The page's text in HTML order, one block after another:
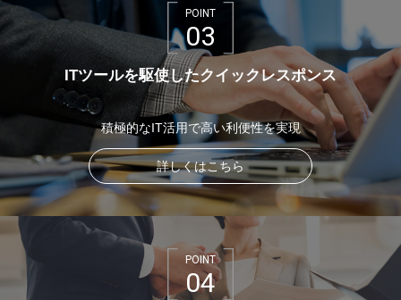
POINT
03
ITツールを駆使したクイックレスポンス
積極的なIT活用で高い利便性を実現
詳しくはこちら
POINT
04